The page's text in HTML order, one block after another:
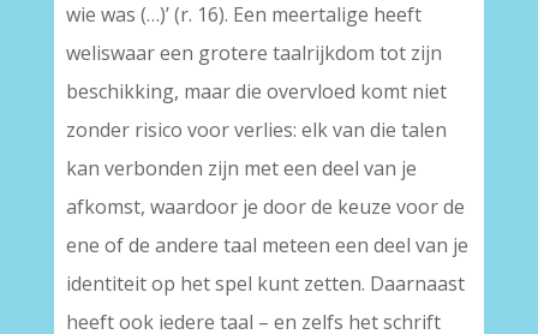
wie was (…)’ (r. 16). Een meertalige heeft
weliswaar een grotere taalrijkdom tot zijn
beschikking, maar die overvloed komt niet
zonder risico voor verlies: elk van die talen
kan verbonden zijn met een deel van je
afkomst, waardoor je door de keuze voor de
ene of de andere taal meteen een deel van je
identiteit op het spel kunt zetten. Daarnaast
heeft ook iedere taal – en zelfs het schrift